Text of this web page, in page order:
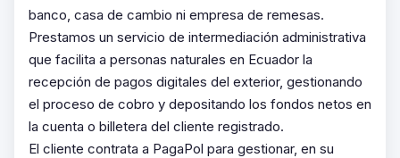
banco, casa de cambio ni empresa de remesas.
Prestamos un servicio de intermediación administrativa
que facilita a personas naturales en Ecuador la
recepción de pagos digitales del exterior, gestionando
el proceso de cobro y depositando los fondos netos en
la cuenta o billetera del cliente registrado.
El cliente contrata a PagaPol para gestionar, en su